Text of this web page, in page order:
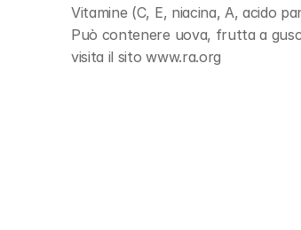
Vitamine (C, E, niacina, A, acido
Può contenere uova, frutta a
visita il sito www.ra.org